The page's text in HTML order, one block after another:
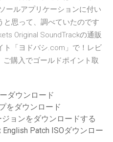
ールアプリケーションに付い
と思って、調べていたのです
Original SoundTrackの通販
ト「ヨドバシ.com」で！レビ
ご購入でゴールドポイント取
ダウンロード
をダウンロード
ョンをダウンロードする
Patch ISOダウンロー